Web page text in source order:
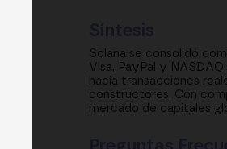
Solana se consolidó
Visa, PayPal y
hacia transacciones
constructores. Con
mercado de capitales